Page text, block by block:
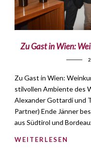
Zu Gast in Wien:
Zu Gast in Wien:
stilvollen Ambiente des
Alexander Gottardi und
Partner) Ende Jänner
aus Südtirol und
WEITERLESEN